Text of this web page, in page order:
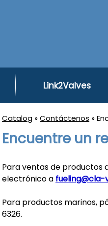
Link2Valves
Catalog »Contáctenos »
Encuentre un
Para ventas de productos
electrónico a fueling@cla-
Para productos marinos,
6326.